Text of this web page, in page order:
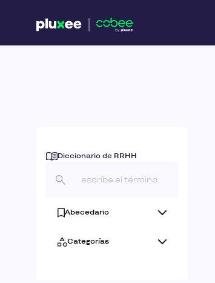
Diccionario de RRHH
Abecedario
Categorías